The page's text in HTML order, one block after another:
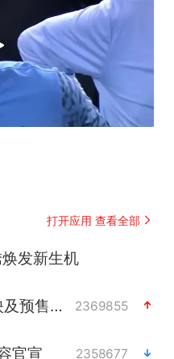
打开应用 查看全部
发新生机
《欢迎来龙餐馆》点映及预售总票房破亿 2369855
官宣 2358677